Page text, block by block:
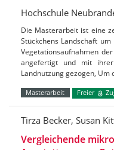
Hochschule
Die Masterarbeit ist eine
Stückchens Landschaft
Vegetationsaufnahmen
angefertigt und mit
Landnutzung gezogen,
Masterarbeit Freier
Tirza Becker, Susan
Vergleichende